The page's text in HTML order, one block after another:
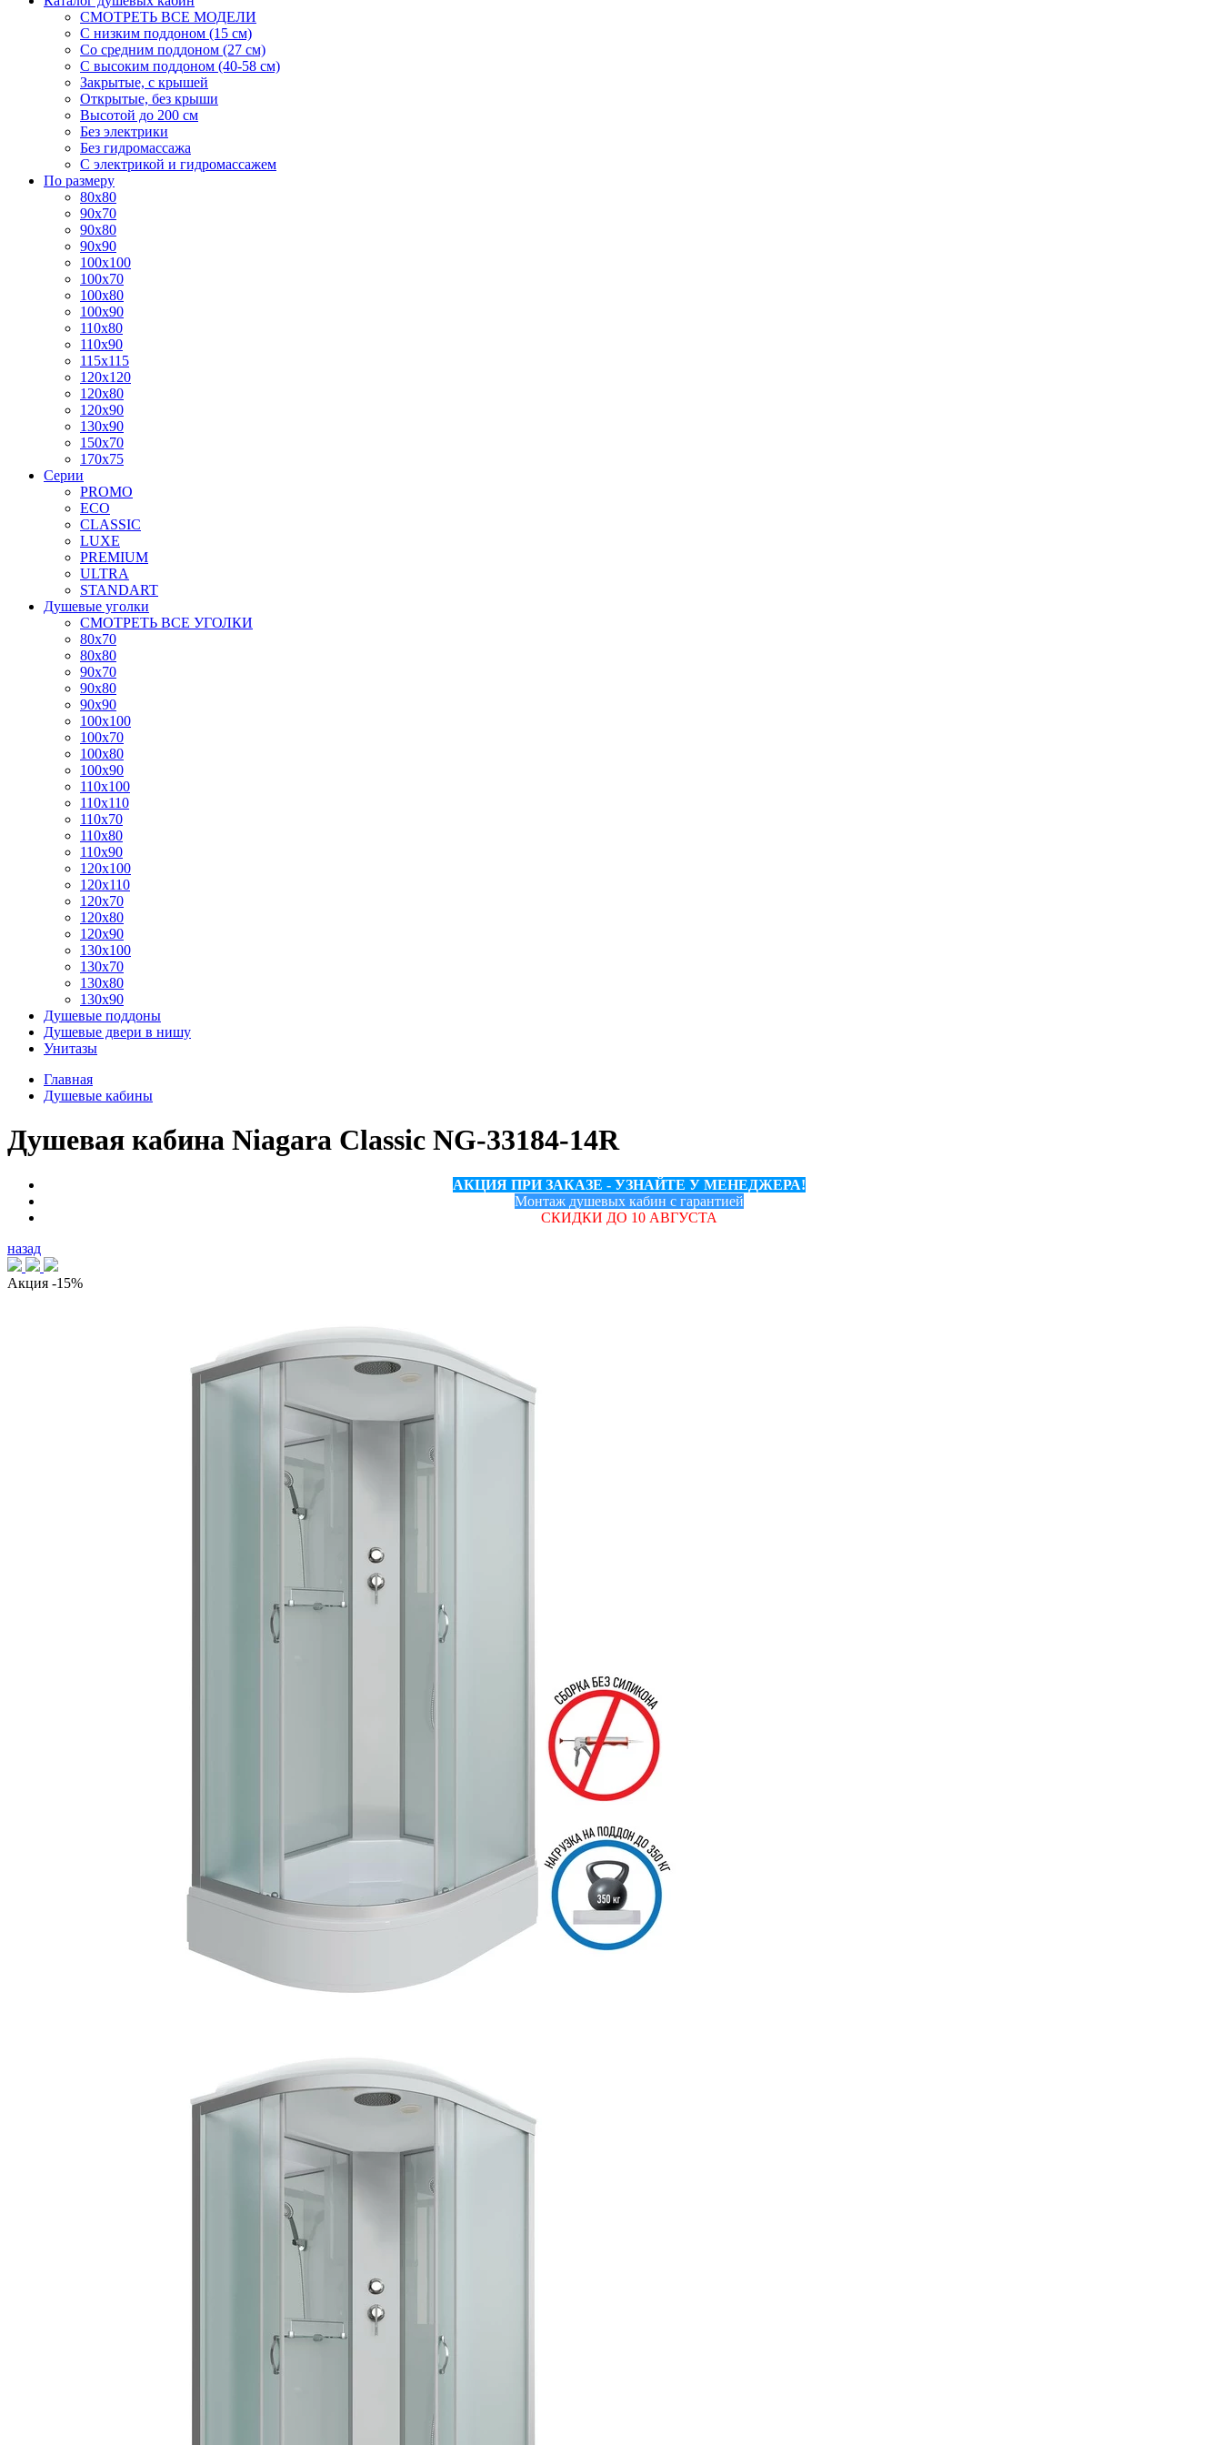
СМОТРЕТЬ ВСЕ МОДЕЛИ
С низким поддоном (15 см)
Со средним поддоном (27 см)
С высоким поддоном (40-58 см)
Закрытые, с крышей
Открытые, без крыши
Высотой до 200 см
Без электрики
Без гидромассажа
С электрикой и гидромассажем
По размеру
80x80
90x70
90x80
90x90
100x100
100x70
100x80
100x90
110x80
110x90
115x115
120x120
120x80
120x90
130x90
150x70
170x75
Серии
PROMO
ECO
CLASSIC
LUXE
PREMIUM
ULTRA
STANDART
Душевые уголки
СМОТРЕТЬ ВСЕ УГОЛКИ
80x70
80x80
90x70
90x80
90x90
100x100
100x70
100x80
100x90
110x100
110x110
110x70
110x80
110x90
120x100
120x110
120x70
120x80
120x90
130x100
130x70
130x80
130x90
Душевые поддоны
Душевые двери в нишу
Унитазы
Главная
Душевые кабины
Душевая кабина Niagara Classic NG-33184-14R
АКЦИЯ ПРИ ЗАКАЗЕ - УЗНАЙТЕ У МЕНЕДЖЕРА!
Монтаж душевых кабин с гарантией
СКИДКИ ДО 10 АВГУСТА
назад
Акция -15%